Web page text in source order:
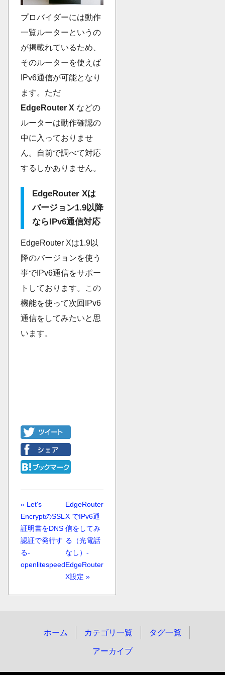
プロバイダーには動作
一覧ルーターというの
が掲載れているため、
そのルーターを使えば
IPv6通信が可能となり
ます。ただ
EdgeRouter X などの
ルーターは動作確認の
中に入っておりませ
ん。自前で調べて対応
するしかありません。
EdgeRouter Xは
バージョン1.9以降
ならIPv6通信対応
EdgeRouter Xは1.9以
降のバージョンを使う
事でIPv6通信をサポー
トしております。この
機能を使って次回IPv6
通信をしてみたいと思
います。
« Let's
EncryptのSSL
証明書をDNS
認証で発行す
る-
openlitespeed
EdgeRouter
X でIPv6通
信をしてみ
る（光電話
なし）-
EdgeRouter
X設定 »
ホーム カテゴリ一覧 タグ一覧
アーカイブ